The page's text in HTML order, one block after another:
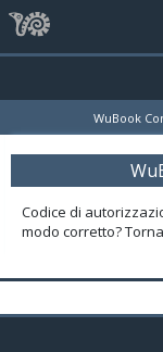
WuBook
Codice di
modo corretto?